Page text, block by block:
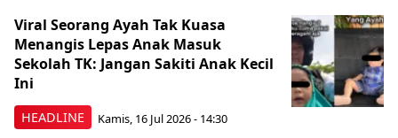
HEADLINE
Viral Seorang Ayah Tak Kuasa
Menangis Lepas Anak Masuk
Sekolah TK: Jangan Sakiti Anak Kecil
Ini
Kamis, 16 Jul 2026 - 14:30